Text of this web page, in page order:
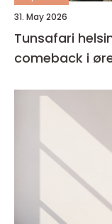
31. May 2026
Tunsafari helsingør oplev
comeback i